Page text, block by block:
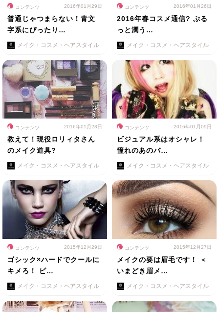
コンテンツ 2016年01月29日
普通じゃつまらない！青文
字系にぴったり…
メイク・コスメ・ヘアスタイル
コンテンツ 2016年01月26日
2016年春コスメ通信? ぷる
っと潤う…
メイク・コスメ・ヘアスタイル
コンテンツ 2016年01月23日
教えて！現役ロリィタさん
のメイク道具?
メイク・コスメ・ヘアスタイル
コンテンツ 2016年01月09日
ビジュアル系はオシャレ！
憧れのあのバ…
メイク・コスメ・ヘアスタイル
コンテンツ 2015年12月29日
ゴシック×ハードでクールに
キメろ！ ピ…
メイク・コスメ・ヘアスタイル
コンテンツ 2015年12月27日
メイクの要は眉毛です！ ＜
いまどき眉メ…
メイク・コスメ・ヘアスタイル